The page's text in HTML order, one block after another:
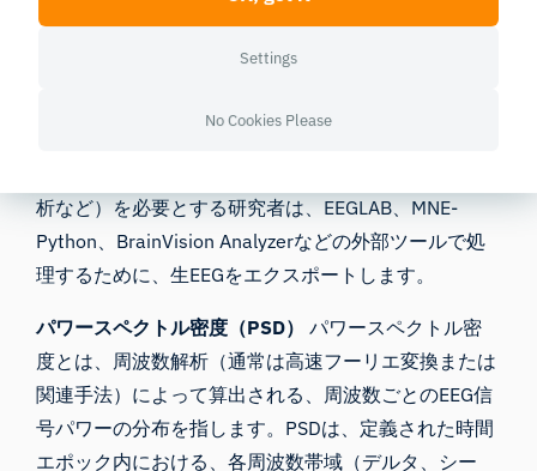
生EEGとは、各電極から記録された、未処
では、生EEGは使用したデバイスのサンプリングレー
析など）を必要とする研究者は、EEGLAB、MNE-
Python、BrainVision Analyzerなどの外部ツールで処
理するために、生EEGをエクスポートします。
パワースペクトル密度（PSD）
パワースペクトル密
度とは、周波数解析（通常は高速フーリエ変換または
関連手法）によって算出される、周波数ごとのEEG信
号パワーの分布を指します。PSDは、定義された時間
エポック内における、各周波数帯域（デルタ、シー
Settings
No Cookies Please